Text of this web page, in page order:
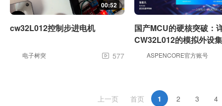
00:52
cw32L012控制步进电机
电子树突  577
国产MCU的硬核突破：
CW32L012的模拟外设
ASPENCORE官方账号
上一页 首页 1 2 3 4